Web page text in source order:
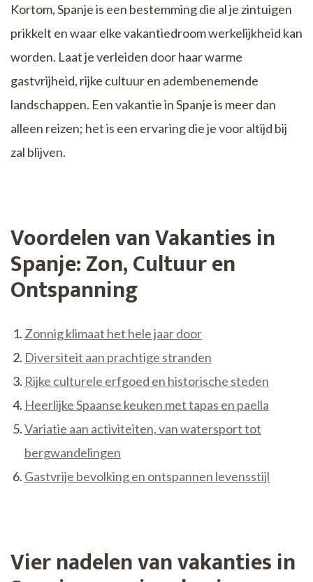
Kortom, Spanje is een bestemming die al je zintuigen
prikkelt en waar elke vakantiedroom werkelijkheid kan
worden. Laat je verleiden door haar warme
gastvrijheid, rijke cultuur en adembenemende
landschappen. Een vakantie in Spanje is meer dan
alleen reizen; het is een ervaring die je voor altijd bij
zal blijven.
Voordelen van Vakanties in
Spanje: Zon, Cultuur en
Ontspanning
Zonnig klimaat het hele jaar door
Diversiteit aan prachtige stranden
Rijke culturele erfgoed en historische steden
Heerlijke Spaanse keuken met tapas en paella
Variatie aan activiteiten, van watersport tot
bergwandelingen
Gastvrije bevolking en ontspannen levensstijl
Vier nadelen van vakanties in